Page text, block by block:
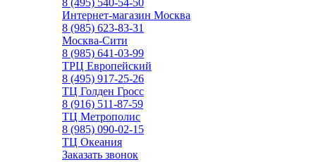
8 (495) 540-54-50
Интернет-магазин Москва
8 (985) 623-83-31
Москва-Сити
8 (985) 641-03-99
ТРЦ Европейский
8 (495) 917-25-26
ТЦ Голден Гросс
8 (916) 511-87-59
ТЦ Метрополис
8 (985) 090-02-15
ТЦ Океания
Заказать звонок